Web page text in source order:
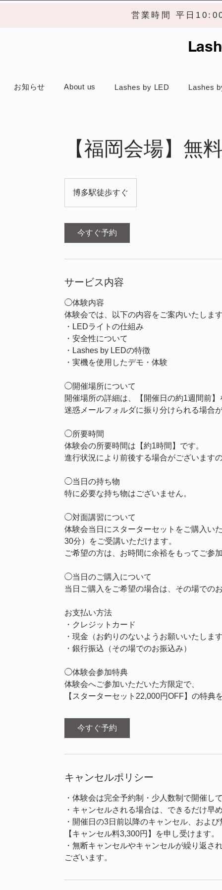
営業時間 平日
お知らせ About us Lashes by LED Lashes
【福岡会場】無
博多駅徒歩すぐ
今すぐ予約
サービス内容
◯体験内容
体験会では、以下の内容をご案内いたしま
・LEDライトの仕組み
・安全性について
・Lashes by LEDの特徴
・実機を使用したデモ・体験
◯開催場所について
開催場所の詳細は、【開催日の約1週間前
迷惑メールフォルダに振り分けられる場合
◯所要時間
体験会の所要時間は【約1時間】です。
進行状況により前後する場合がございます
◯当日の持ち物
特に必要な持ち物はございません。
◯対面講習について
体験会当日にスターターセットをご購入い
30分）をご受講いただけます。
ご希望の方は、お時間に余裕をもってご参
◯当日のご購入について
当日ご購入をご希望の場合は、その場での
お支払い方法
・クレジットカード
・現金（お釣りのないようお願いいたしま
・銀行振込（その場でのお振込み）
◯体験会参加特典
体験会へご参加いただいた方限定で、
【スターターセット22,000円OFF】の特典
今すぐ予約
キャンセルポリシー
・体験会は完全予約制・少人数制で開催し
・キャンセルされる場合は、できるだけ早
・開催日の3日前以降のキャンセル、およ
【キャンセル料3,300円】を申し受けます。
・無断キャンセルやキャンセルが繰り返さ
ございます。